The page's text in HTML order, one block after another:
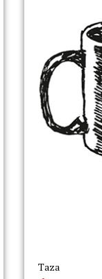
Taza